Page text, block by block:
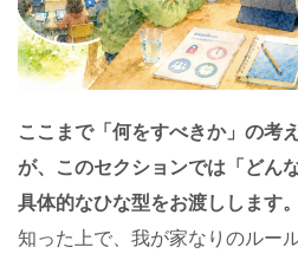
ここまで「何をすべきか」の考
が、このセクションでは「どん
具体的なひな型をお渡しします。
知った上で、我が家なりのルー